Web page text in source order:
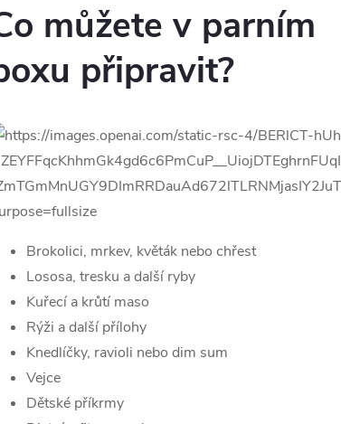
můžete v parním
připravit?
Brokolici, mrkev, květák nebo chřest
Lososa, tresku a další ryby
Kuřecí a krůtí maso
Rýži a další přílohy
Knedlíčky, ravioli nebo dim sum
Vejce
Dětské příkrmy